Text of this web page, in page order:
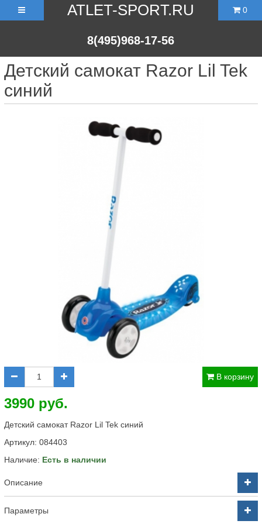
ATLET-SPORT.RU
8(495)968-17-56
0
Детский самокат Razor Lil Tek
синий
В корзину
3990 руб.
Детский самокат Razor Lil Tek синий
Артикул: 084403
Наличие: Есть в наличии
Описание
Параметры